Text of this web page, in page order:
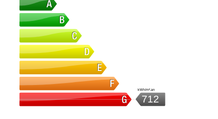
712
kWh/m².an